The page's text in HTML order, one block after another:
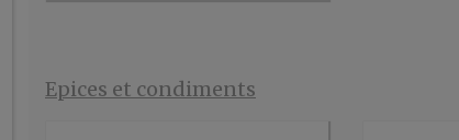
Epices et condiments